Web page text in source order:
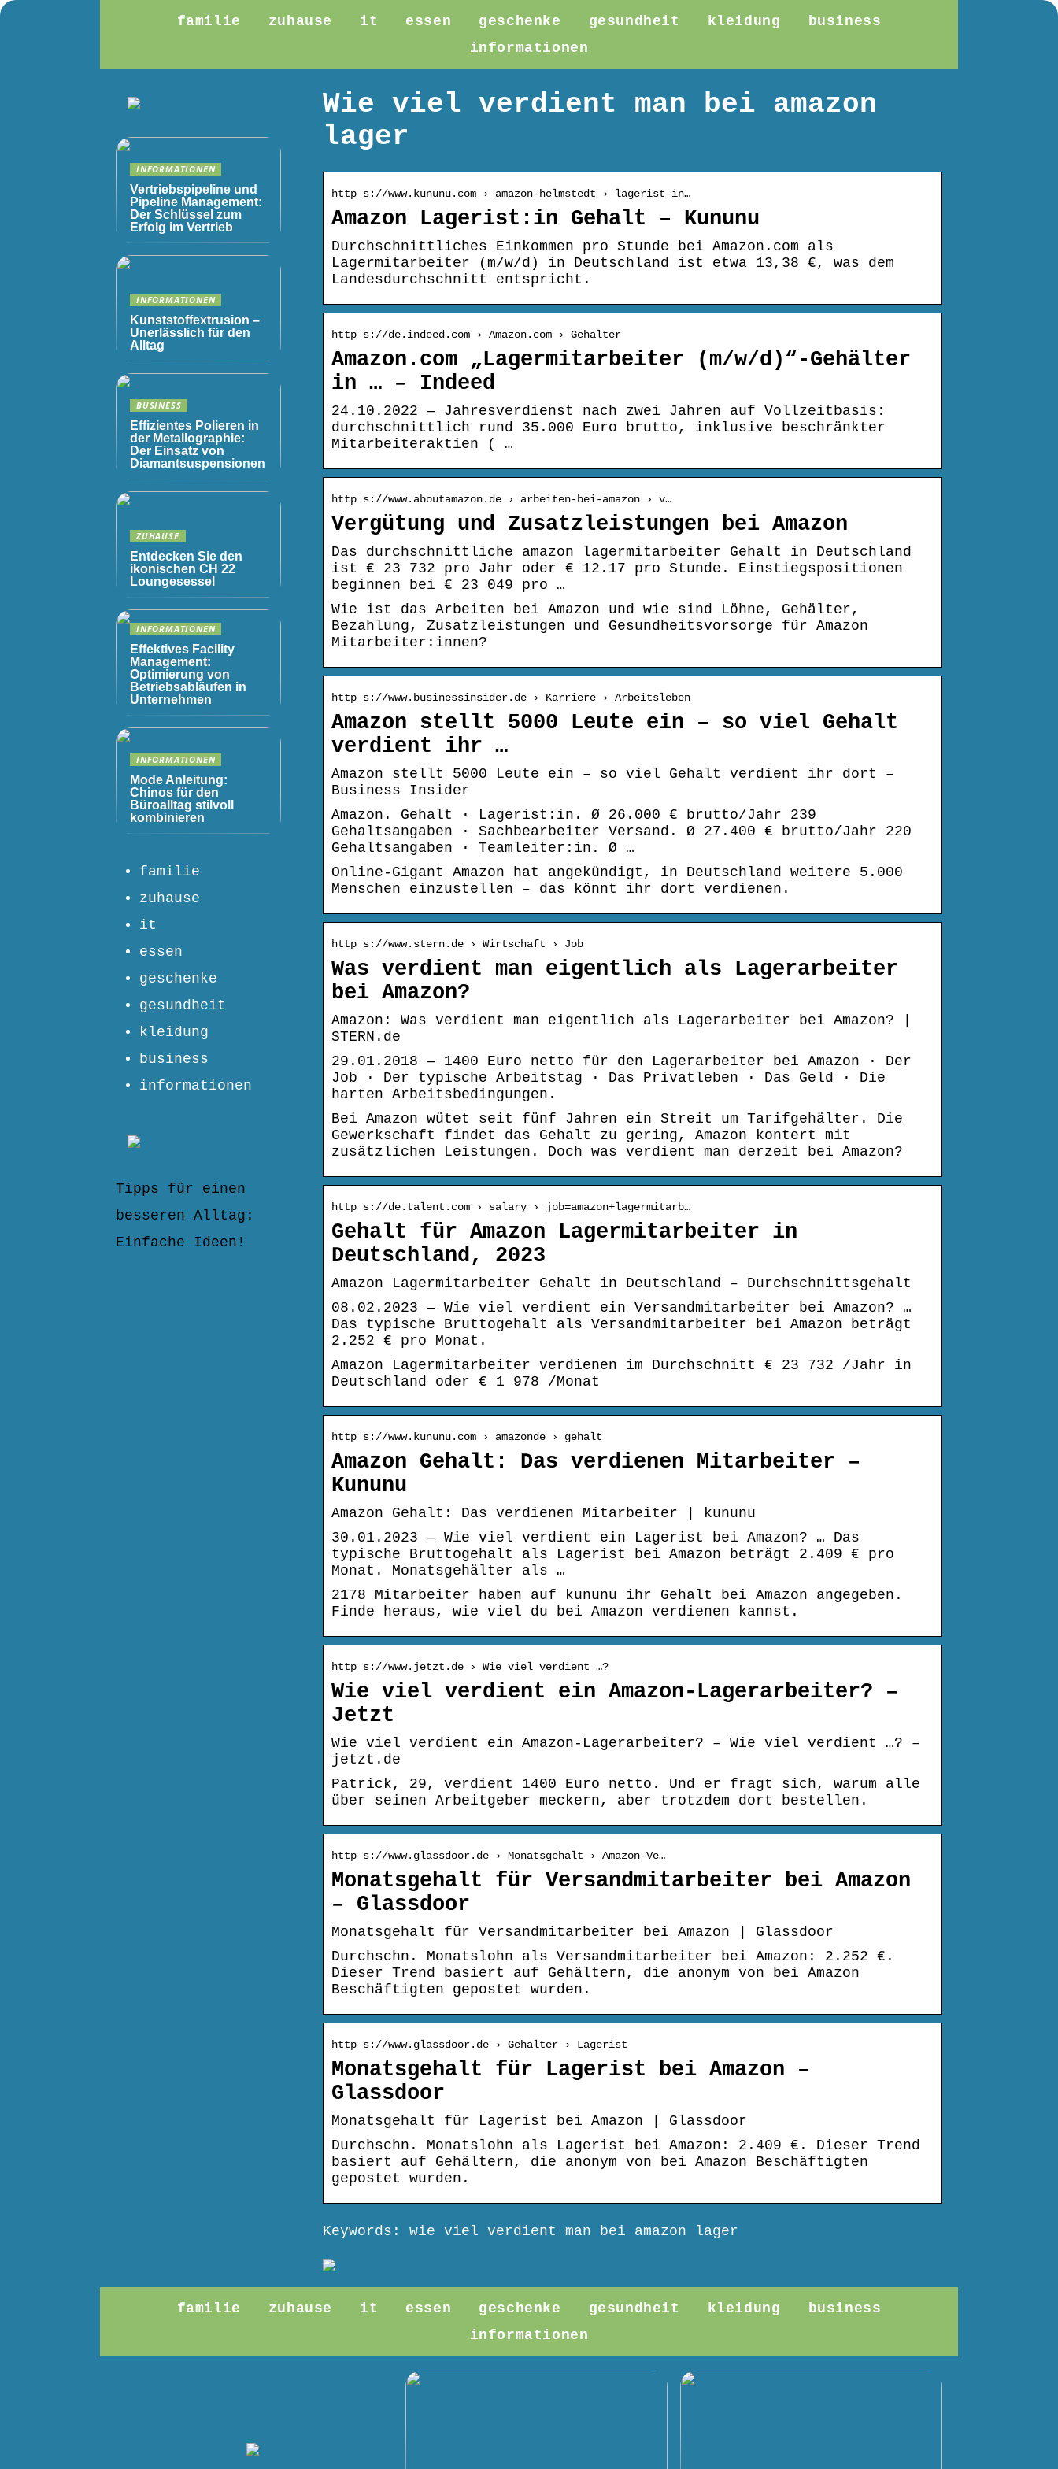
familie zuhause it essen geschenke gesundheit kleidung
business
informationen
Wie viel verdient man bei amazon
lager
http s://www.kununu.com › amazon-helmstedt › lagerist-in…
Amazon Lagerist:in Gehalt – Kununu
Durchschnittliches Einkommen pro Stunde bei Amazon.com als
Lagermitarbeiter (m/w/d) in Deutschland ist etwa 13,38 €, was dem
Landesdurchschnitt entspricht.
http s://de.indeed.com › Amazon.com › Gehälter
Amazon.com „Lagermitarbeiter (m/w/d)“-Gehälter
in … – Indeed
24.10.2022 — Jahresverdienst nach zwei Jahren auf Vollzeitbasis:
durchschnittlich rund 35.000 Euro brutto, inklusive beschränkter
Mitarbeiteraktien ( …
http s://www.aboutamazon.de › arbeiten-bei-amazon › v…
Vergütung und Zusatzleistungen bei Amazon
Das durchschnittliche amazon lagermitarbeiter Gehalt in Deutschland
ist € 23 732 pro Jahr oder € 12.17 pro Stunde. Einstiegspositionen
beginnen bei € 23 049 pro …
Wie ist das Arbeiten bei Amazon und wie sind Löhne, Gehälter,
Bezahlung, Zusatzleistungen und Gesundheitsvorsorge für Amazon
Mitarbeiter:innen?
http s://www.businessinsider.de › Karriere › Arbeitsleben
Amazon stellt 5000 Leute ein – so viel Gehalt
verdient ihr …
Amazon stellt 5000 Leute ein – so viel Gehalt verdient ihr dort –
Business Insider
Amazon. Gehalt · Lagerist:in. Ø 26.000 € brutto/Jahr 239
Gehaltsangaben · Sachbearbeiter Versand. Ø 27.400 € brutto/Jahr 220
Gehaltsangaben · Teamleiter:in. Ø …
Online-Gigant Amazon hat angekündigt, in Deutschland weitere 5.000
Menschen einzustellen – das könnt ihr dort verdienen.
http s://www.stern.de › Wirtschaft › Job
Was verdient man eigentlich als Lagerarbeiter
bei Amazon?
Amazon: Was verdient man eigentlich als Lagerarbeiter bei Amazon? |
STERN.de
29.01.2018 — 1400 Euro netto für den Lagerarbeiter bei Amazon · Der
Job · Der typische Arbeitstag · Das Privatleben · Das Geld · Die
harten Arbeitsbedingungen.
Bei Amazon wütet seit fünf Jahren ein Streit um Tarifgehälter. Die
Gewerkschaft findet das Gehalt zu gering, Amazon kontert mit
zusätzlichen Leistungen. Doch was verdient man derzeit bei Amazon?
http s://de.talent.com › salary › job=amazon+lagermitarb…
Gehalt für Amazon Lagermitarbeiter in
Deutschland, 2023
Amazon Lagermitarbeiter Gehalt in Deutschland – Durchschnittsgehalt
08.02.2023 — Wie viel verdient ein Versandmitarbeiter bei Amazon? …
Das typische Bruttogehalt als Versandmitarbeiter bei Amazon beträgt
2.252 € pro Monat.
Amazon Lagermitarbeiter verdienen im Durchschnitt € 23 732 /Jahr in
Deutschland oder € 1 978 /Monat
http s://www.kununu.com › amazonde › gehalt
Amazon Gehalt: Das verdienen Mitarbeiter –
Kununu
Amazon Gehalt: Das verdienen Mitarbeiter | kununu
30.01.2023 — Wie viel verdient ein Lagerist bei Amazon? … Das
typische Bruttogehalt als Lagerist bei Amazon beträgt 2.409 € pro
Monat. Monatsgehälter als …
2178 Mitarbeiter haben auf kununu ihr Gehalt bei Amazon angegeben.
Finde heraus, wie viel du bei Amazon verdienen kannst.
http s://www.jetzt.de › Wie viel verdient …?
Wie viel verdient ein Amazon-Lagerarbeiter? –
Jetzt
Wie viel verdient ein Amazon-Lagerarbeiter? – Wie viel verdient …? –
jetzt.de
Patrick, 29, verdient 1400 Euro netto. Und er fragt sich, warum alle
über seinen Arbeitgeber meckern, aber trotzdem dort bestellen.
http s://www.glassdoor.de › Monatsgehalt › Amazon-Ve…
Monatsgehalt für Versandmitarbeiter bei Amazon
– Glassdoor
Monatsgehalt für Versandmitarbeiter bei Amazon | Glassdoor
Durchschn. Monatslohn als Versandmitarbeiter bei Amazon: 2.252 €.
Dieser Trend basiert auf Gehältern, die anonym von bei Amazon
Beschäftigten gepostet wurden.
http s://www.glassdoor.de › Gehälter › Lagerist
Monatsgehalt für Lagerist bei Amazon –
Glassdoor
Monatsgehalt für Lagerist bei Amazon | Glassdoor
Durchschn. Monatslohn als Lagerist bei Amazon: 2.409 €. Dieser Trend
basiert auf Gehältern, die anonym von bei Amazon Beschäftigten
gepostet wurden.
Keywords: wie viel verdient man bei amazon lager
INFORMATIONEN
Vertriebspipeline und
Pipeline Management:
Der Schlüssel zum
Erfolg im Vertrieb
INFORMATIONEN
Kunststoffextrusion –
Unerlässlich für den
Alltag
BUSINESS
Effizientes Polieren in
der Metallographie:
Der Einsatz von
Diamantsuspensionen
ZUHAUSE
Entdecken Sie den
ikonischen CH 22
Loungesessel
INFORMATIONEN
Effektives Facility
Management:
Optimierung von
Betriebsabläufen in
Unternehmen
INFORMATIONEN
Mode Anleitung:
Chinos für den
Büroalltag stilvoll
kombinieren
familie
zuhause
it
essen
geschenke
gesundheit
kleidung
business
informationen
Tipps für einen
besseren Alltag:
Einfache Ideen!
familie zuhause it essen geschenke gesundheit kleidung
business
informationen